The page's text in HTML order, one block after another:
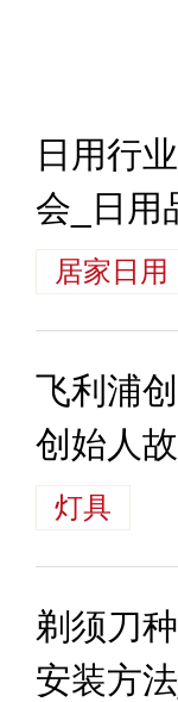
日用行
会_日用
居家日用
飞利浦
创始人
灯具
剃须刀
安装方